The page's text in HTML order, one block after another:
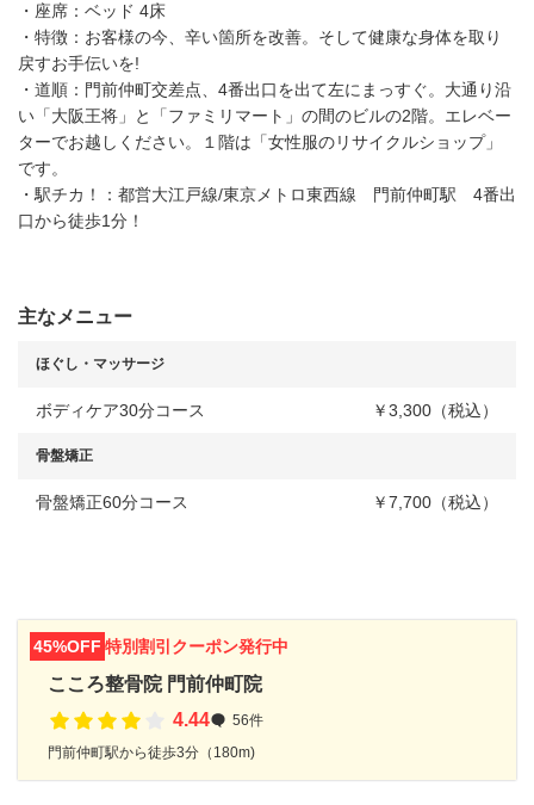
・座席：ベッド 4床
・特徴：お客様の今、辛い箇所を改善。そして健康な身体を取り
戻すお手伝いを!
・道順：門前仲町交差点、4番出口を出て左にまっすぐ。大通り沿
い「大阪王将」と「ファミリマート」の間のビルの2階。エレベー
ターでお越しください。１階は「女性服のリサイクルショップ」
です。
・駅チカ！：都営大江戸線/東京メトロ東西線 門前仲町駅 4番出
口から徒歩1分！
主なメニュー
ほぐし・マッサージ
ボディケア30分コース ￥3,300（税込）
骨盤矯正
骨盤矯正60分コース ￥7,700（税込）
45%OFF 特別割引クーポン発行中
こころ整骨院 門前仲町院
4.44
56件
門前仲町駅から徒歩3分（180m)